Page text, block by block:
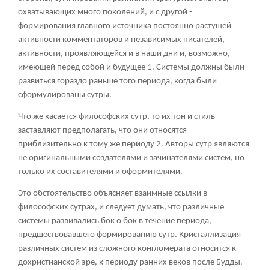
охватывающих много поколений, и с другой -
формирования главного источника постоянно растущей
активности комментаторов и независимых писателей,
активности, проявляющейся и в наши дни и, возможно,
имеющей перед собой и будущее 1. Системы должны были
развиться гораздо раньше того периода, когда были
сформулированы сутры.
Что же касается философских сутр, то их тон и стиль
заставляют предполагать, что они относятся
приблизительно к тому же периоду 2. Авторы сутр являются
не оригинальными создателями и зачинателями систем, но
только их составителями и оформителями.
Это обстоятельство объясняет взаимные ссылки в
философских сутрах, и следует думать, что различные
системы развивались бок о бок в течение периода,
предшествовавшего формированию сутр. Кристаллизация
различных систем из сложного конгломерата относится к
дохристианской эре, к периоду ранних веков после Будды.